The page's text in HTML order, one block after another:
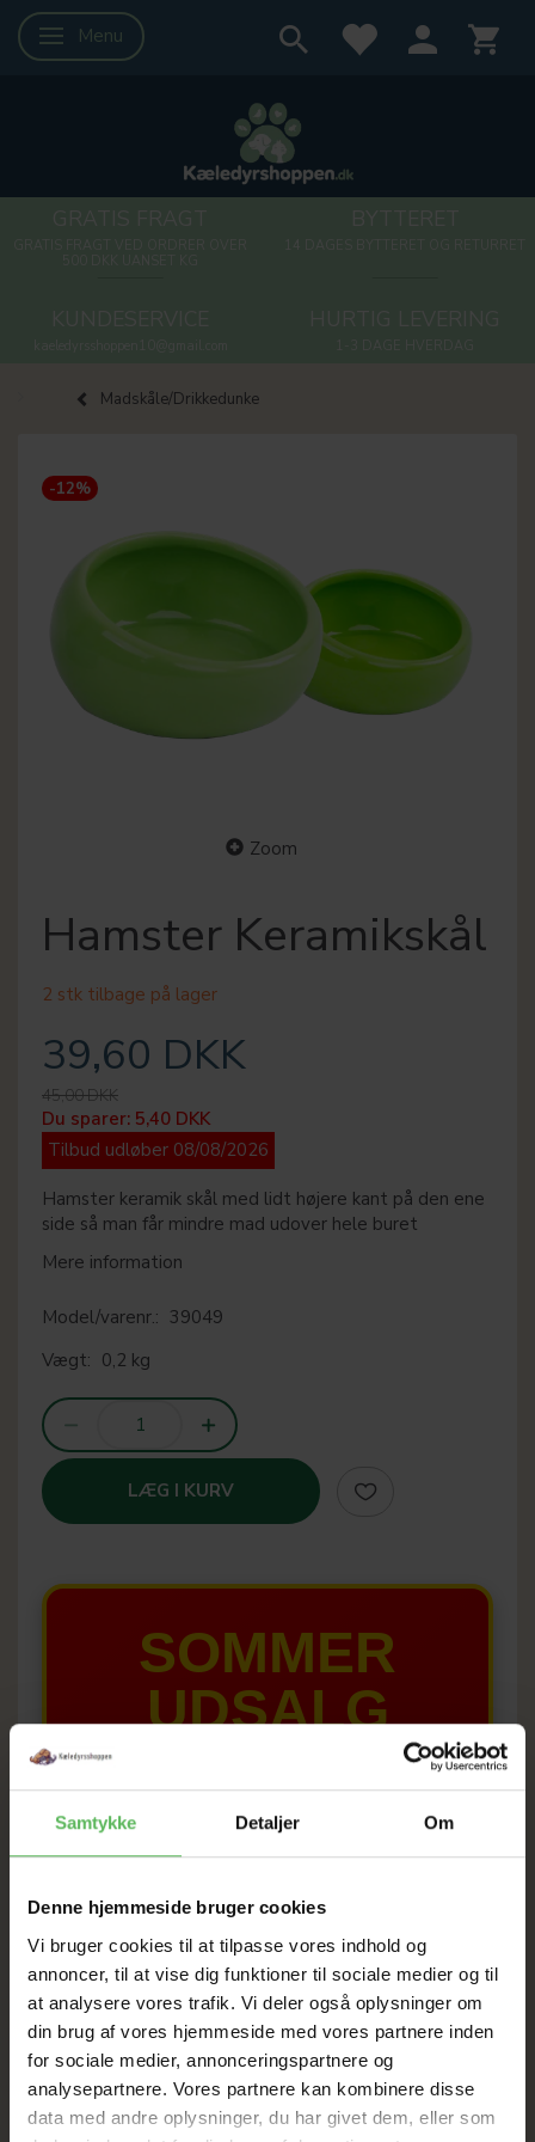
Samtykke Detaljer Om
Denne hjemmeside bruger cookies
Vi bruger cookies til at tilpasse vores indhold og
annoncer, til at vise dig funktioner til sociale medier og til
at analysere vores trafik. Vi deler også oplysninger om
din brug af vores hjemmeside med vores partnere inden
for sociale medier, annonceringspartnere og
analysepartnere. Vores partnere kan kombinere disse
data med andre oplysninger, du har givet dem, eller som
Skifte navigation
Menu
Madskåle/Drikkedunke
-12%
Zoom
Hamster Keramikskål
2 stk tilbage på lager
39,60 DKK
45,00 DKK
Du sparer: 5,40 DKK
Tilbud udløber 08/08/2026
Hamster keramik skål med lidt højere kant på den ene
side så man får mindre mad udover hele buret
Mere information
Model/varenr.: 39049
Vægt: 0,2 kg
LÆG I KURV
SOMMER
UDSALG
TIL D. 8 AUGUST
HELE WEBSHOPPEN ER
SAT NED
Tilbud GÆLDER IKKE
I FYSISK BUTIKKERE